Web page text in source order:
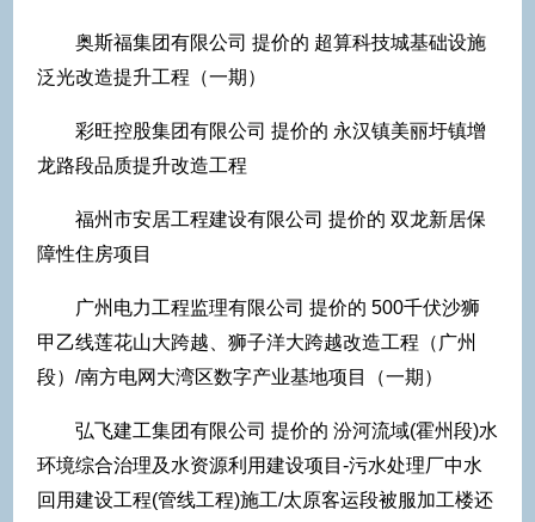
奥斯福集团有限公司 提价的 超算科技城基础设施
泛光改造提升工程（一期）
彩旺控股集团有限公司 提价的 永汉镇美丽圩镇增
龙路段品质提升改造工程
福州市安居工程建设有限公司 提价的 双龙新居保
障性住房项目
广州电力工程监理有限公司 提价的 500千伏沙狮
甲乙线莲花山大跨越、狮子洋大跨越改造工程（广州
段）/南方电网大湾区数字产业基地项目（一期）
弘飞建工集团有限公司 提价的 汾河流域(霍州段)水
环境综合治理及水资源利用建设项目-污水处理厂中水
回用建设工程(管线工程)施工/太原客运段被服加工楼还